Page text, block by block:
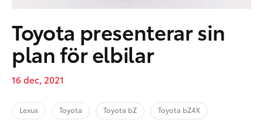
Toyota presenterar sin
plan för elbilar
16 dec, 2021
Lexus Toyota Toyota bZ Toyota bZ4X